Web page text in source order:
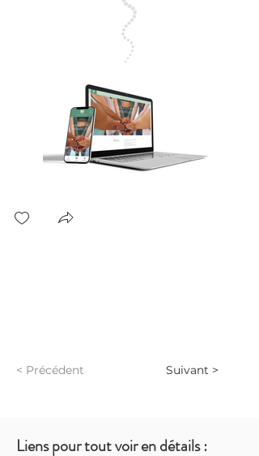
< Précédent Suivant >
Liens pour tout voir en détails :